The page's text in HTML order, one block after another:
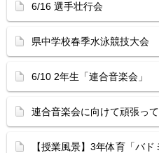
6/16 選手壮行会
県中学校春季水泳競技大会
6/10 2年生「連合音楽会」
連合音楽会に向けて頑張って
【授業風景】3年体育「バド